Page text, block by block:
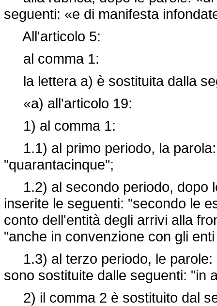
seguenti: «e di manifesta
All'articolo 5:
al comma 1:
la lettera a) è sostituita dalla
«a) all'articolo 19:
1) al comma 1:
1.1) al primo periodo, la
"quarantacinque";
1.2) al secondo periodo, dopo
inserite le seguenti: "secondo le
conto dell'entità degli arrivi alla
"anche in convenzione con gli
1.3) al terzo periodo, le parole:
sono sostituite dalle seguenti: "in
2) il comma 2 è sostituito dal